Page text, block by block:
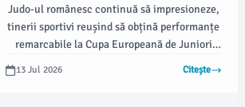
din Ungaria
Judo-ul românesc continuă să impresioneze,
tinerii sportivi reușind să obțină performanțe
remarcabile la Cupa Europeană de Juniori
damboviteanul.com, delegația României a
13 Jul 2026 Citește